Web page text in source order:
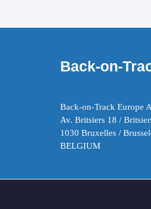
Back-on-
Back-on-Track Europe
Av. Britsiers 18 /
1030 Bruxelles / Brussel
BELGIUM